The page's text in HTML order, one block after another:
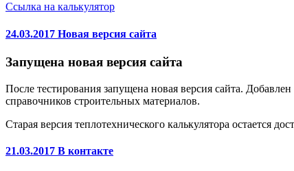
Ссылка на калькулятор
24.03.2017 Новая версия сайта
Запущена новая версия сайта
После тестирования запущена новая версия сайта.
справочников строительных материалов.
Старая версия теплотехнического калькулятора остается
21.03.2017 В контакте